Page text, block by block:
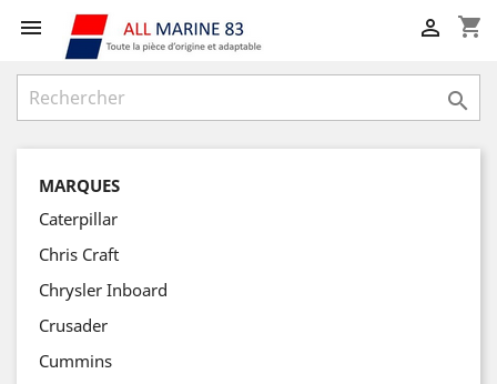
 shopping_cart


MARQUES
Caterpillar
Chris Craft
Chrysler Inboard
Crusader
Cummins